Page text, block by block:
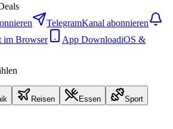
TelegramKanal abonnieren
im Browser App DownloadiOS &
Reisen Essen Sport